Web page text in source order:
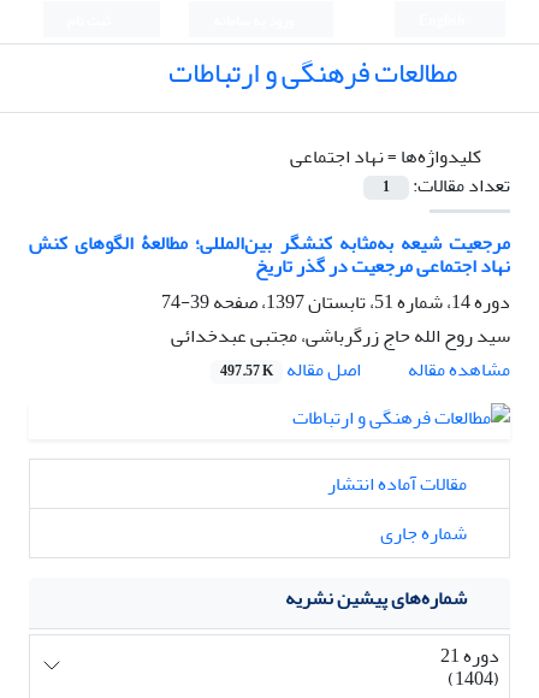
مطالعات فرهنگی و ارتباطات
کلیدواژه‌ها =نهاد اجتماعی
تعداد مقالات:
1
مرجعیت شیعه به‌مثابه کنشگر بین‌المللی؛ مطالعۀ الگوهای کنش
نهاد اجتماعی مرجعیت در گذر تاریخ
دوره 14، شماره 51، تابستان 1397، صفحه
39-74
سید روح الله حاج زرگرباشی، مجتبی عبدخدائی
مشاهده مقاله
اصل مقاله 497.57 K
مقالات آماده انتشار
شماره جاری
شماره‌های پیشین نشریه
دوره 21
(1404)